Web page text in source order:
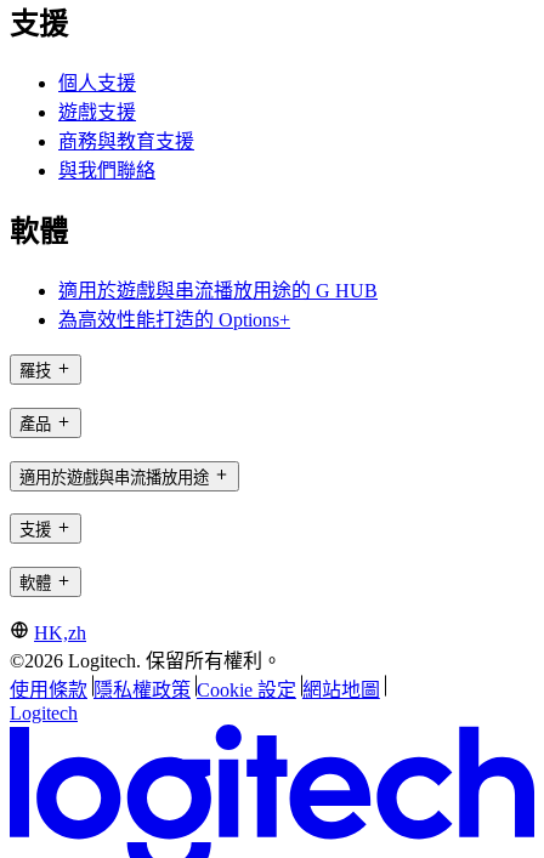
支援
個人支援
遊戲支援
商務與教育支援
與我們聯絡
軟體
適用於遊戲與串流播放用途的 G HUB
為高效性能打造的 Options+
羅技
產品
適用於遊戲與串流播放用途
支援
軟體
HK,zh
©2026 Logitech. 保留所有權利。
使用條款 隱私權政策 Cookie 設定 網站地圖
Logitech